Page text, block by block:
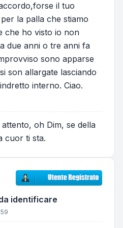
il tuo
la palla che stiamo
che ho visto io non
due anni o tre anni fa
sono apparse
son allargate lasciando
interno. Ciao.
oh Dim, se della
cuor ti sta.
identificare